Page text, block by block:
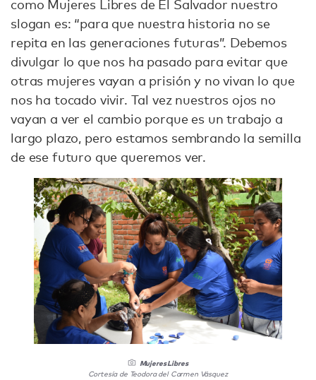
como Mujeres Libres de El Salvador nuestro
slogan es: “para que nuestra historia no se
repita en las generaciones futuras”. Debemos
divulgar lo que nos ha pasado para evitar que
otras mujeres vayan a prisión y no vivan lo que
nos ha tocado vivir. Tal vez nuestros ojos no
vayan a ver el cambio porque es un trabajo a
largo plazo, pero estamos sembrando la semilla
de ese futuro que queremos ver.
Mujeres Libres
Cortesía de Teodora del Carmen Vásquez